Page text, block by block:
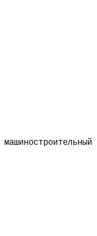
машиностроительный